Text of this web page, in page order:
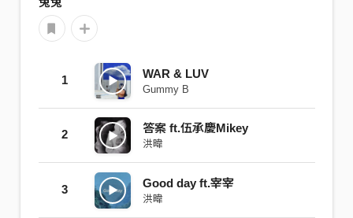
1 WAR & LUV
Gummy B
2 答案 ft.伍承慶Mikey
洪暐
3 Good day ft.宰宰
洪暐